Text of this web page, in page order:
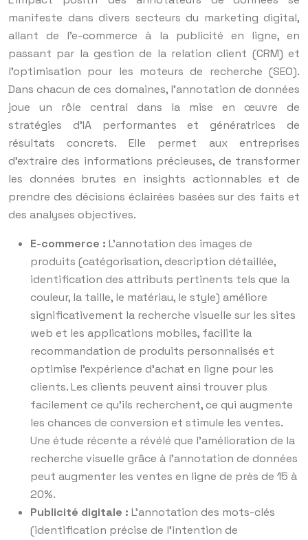
manifeste dans divers secteurs du marketing digital,
allant de l’e-commerce à la publicité en ligne, en
passant par la gestion de la relation client (CRM) et
l’optimisation pour les moteurs de recherche (SEO).
Dans chacun de ces domaines, l’annotation de données
joue un rôle central dans la mise en œuvre de
stratégies d’IA performantes et génératrices de
résultats concrets. Elle permet aux entreprises
d’extraire des informations précieuses, de transformer
les données brutes en insights actionnables et de
prendre des décisions éclairées basées sur des faits et
des analyses objectives.
E-commerce : L’annotation des images de
produits (catégorisation, description détaillée,
identification des attributs pertinents tels que la
couleur, la taille, le matériau, le style) améliore
significativement la recherche visuelle sur les sites
web et les applications mobiles, facilite la
recommandation de produits personnalisés et
optimise l’expérience d’achat en ligne pour les
clients. Les clients peuvent ainsi trouver plus
facilement ce qu’ils recherchent, ce qui augmente
les chances de conversion et stimule les ventes.
Une étude récente a révélé que l’amélioration de la
recherche visuelle grâce à l’annotation de données
peut augmenter les ventes en ligne de près de 15 à
20%.
Publicité digitale : L’annotation des mots-clés
(identification précise de l’intention de